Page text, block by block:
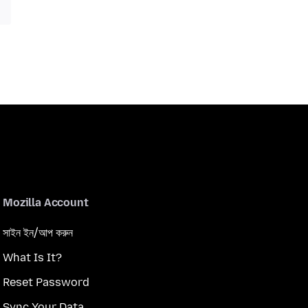
Mozilla Account
সাইন ইন/আপ করুন
What Is It?
Reset Password